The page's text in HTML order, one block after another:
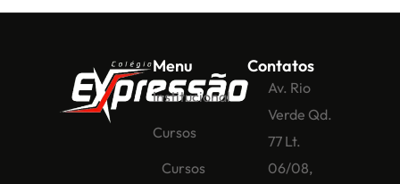
Menu
Institucional
Cursos
Cursos
Contatos
Av. Rio
Verde Qd.
77 Lt.
06/08,